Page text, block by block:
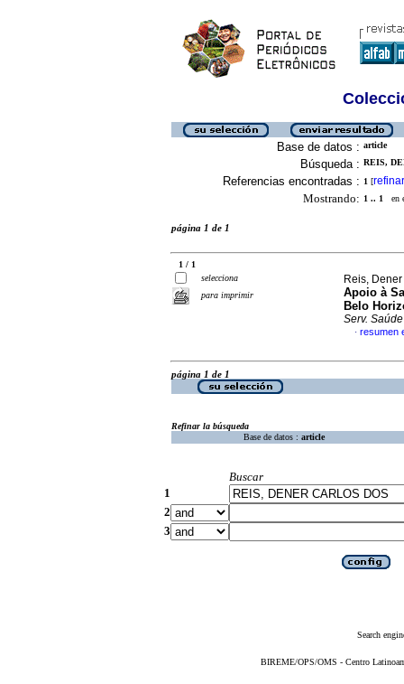
Base de datos : article
Búsqueda : REIS,
Referencias encontradas : 1 [refinar
Mostrando: 1 .. 1 en
página 1 de 1
1 / 1
selecciona
para imprimir
Reis,
Apoio à
Belo
Serv. Saúde
· resumen
página 1 de 1
Refinar la búsqueda
Base de datos : article
Buscar
1
2
3
Search
BIREME/OPS/OMS - Centro